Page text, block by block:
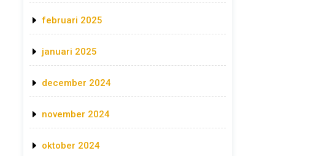
februari 2025
januari 2025
december 2024
november 2024
oktober 2024